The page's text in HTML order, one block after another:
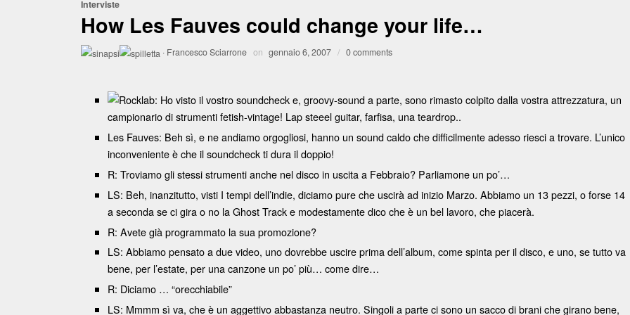
Interviste
How Les Fauves could change your life…
· Francesco Sciarrone on gennaio 6, 2007 / 0 comments
Rocklab: Ho visto il vostro soundcheck e, groovy-sound a parte, sono rimasto colpito dalla vostra attrezzatura, un
campionario di strumenti fetish-vintage! Lap steeel guitar, farfisa, una teardrop..
Les Fauves: Beh sì, e ne andiamo orgogliosi, hanno un sound caldo che difficilmente adesso riesci a trovare. L’unico
inconveniente è che il soundcheck ti dura il doppio!
R: Troviamo gli stessi strumenti anche nel disco in uscita a Febbraio? Parliamone un po’…
LS: Beh, inanzitutto, visti I tempi dell’indie, diciamo pure che uscirà ad inizio Marzo. Abbiamo un 13 pezzi, o forse 14
a seconda se ci gira o no la Ghost Track e modestamente dico che è un bel lavoro, che piacerà.
R: Avete già programmato la sua promozione?
LS: Abbiamo pensato a due video, uno dovrebbe uscire prima dell’album, come spinta per il disco, e uno, se tutto va
bene, per l’estate, per una canzone un po’ più… come dire…
R: Diciamo … “orecchiabile”
LS: Mmmm sì va, che è un aggettivo abbastanza neutro. Singoli a parte ci sono un sacco di brani che girano bene,